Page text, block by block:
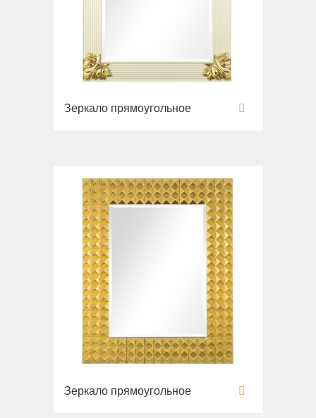
Зеркало прямоугольное
Зеркало прямоугольное